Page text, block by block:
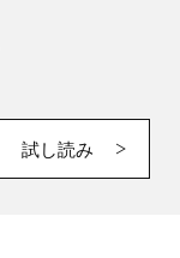
試し読み